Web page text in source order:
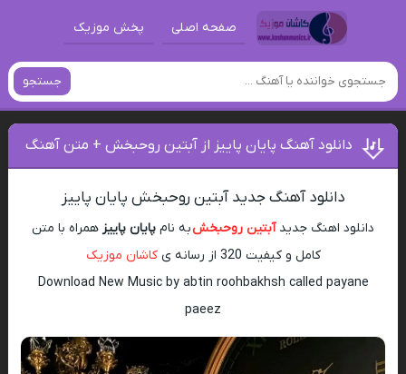
صفحه اصلی پخش موزیک
جستجو
دانلود آهنگ پایان پاییز از آبتین روحبخش + متن آهنگ
دانلود آهنگ جدید آبتین روحبخش پایان پاییز
دانلود اهنگ جدیدآبتین روحبخشبه نام پایان پاییز همراه با متن
کامل و کیفیت 320 از رسانه ی
کاشان موزیک
Download New Music by abtin roohbakhsh called payane
paeez